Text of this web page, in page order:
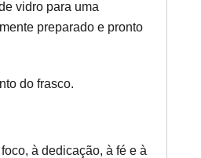
vidro para uma
preparado e pronto
do frasco.
à dedicação, à fé e à